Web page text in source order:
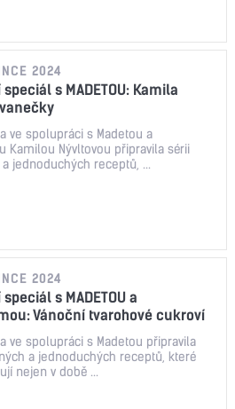
2024
s MADETOU: Kamila
ve spolupráci s Madetou a
Kamilou Nývltovou připravila sérii
jednoduchých receptů, ...
2024
s MADETOU a
Vánoční tvarohové cukroví
ve spolupráci s Madetou připravila
a jednoduchých receptů, které
nejen v době ...